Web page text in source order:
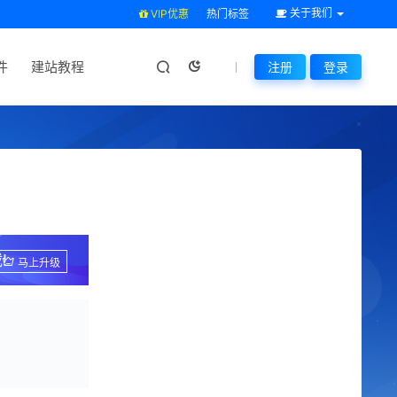
VIP优惠 热门标签 关于我们
建站教程 注册 登录
马上升级